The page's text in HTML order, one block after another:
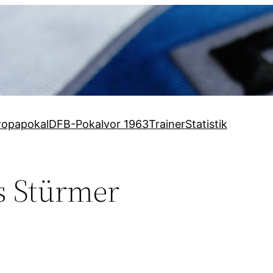
DFB-Pokalvor 1963TrainerStatistik
Stürmer